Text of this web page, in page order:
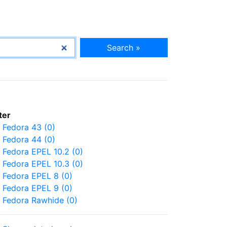
Search »
Fedora 43 (0)
Fedora 44 (0)
Fedora EPEL 10.2 (0)
Fedora EPEL 10.3 (0)
Fedora EPEL 8 (0)
Fedora EPEL 9 (0)
Fedora Rawhide (0)